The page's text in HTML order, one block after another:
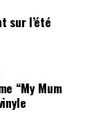
sur l’été
“My Mum